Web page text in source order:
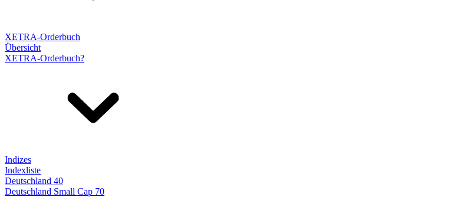
XETRA-Orderbuch
Übersicht
XETRA-Orderbuch?
Indizes
Indexliste
Deutschland 40
Deutschland Small Cap 70